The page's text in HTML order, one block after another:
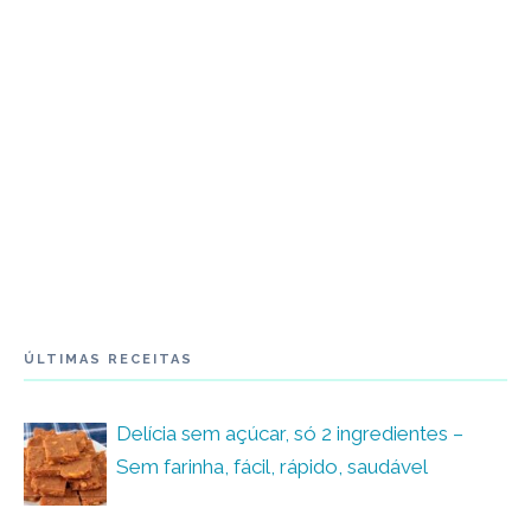
ÚLTIMAS RECEITAS
Delícia sem açúcar, só 2 ingredientes –
Sem farinha, fácil, rápido, saudável